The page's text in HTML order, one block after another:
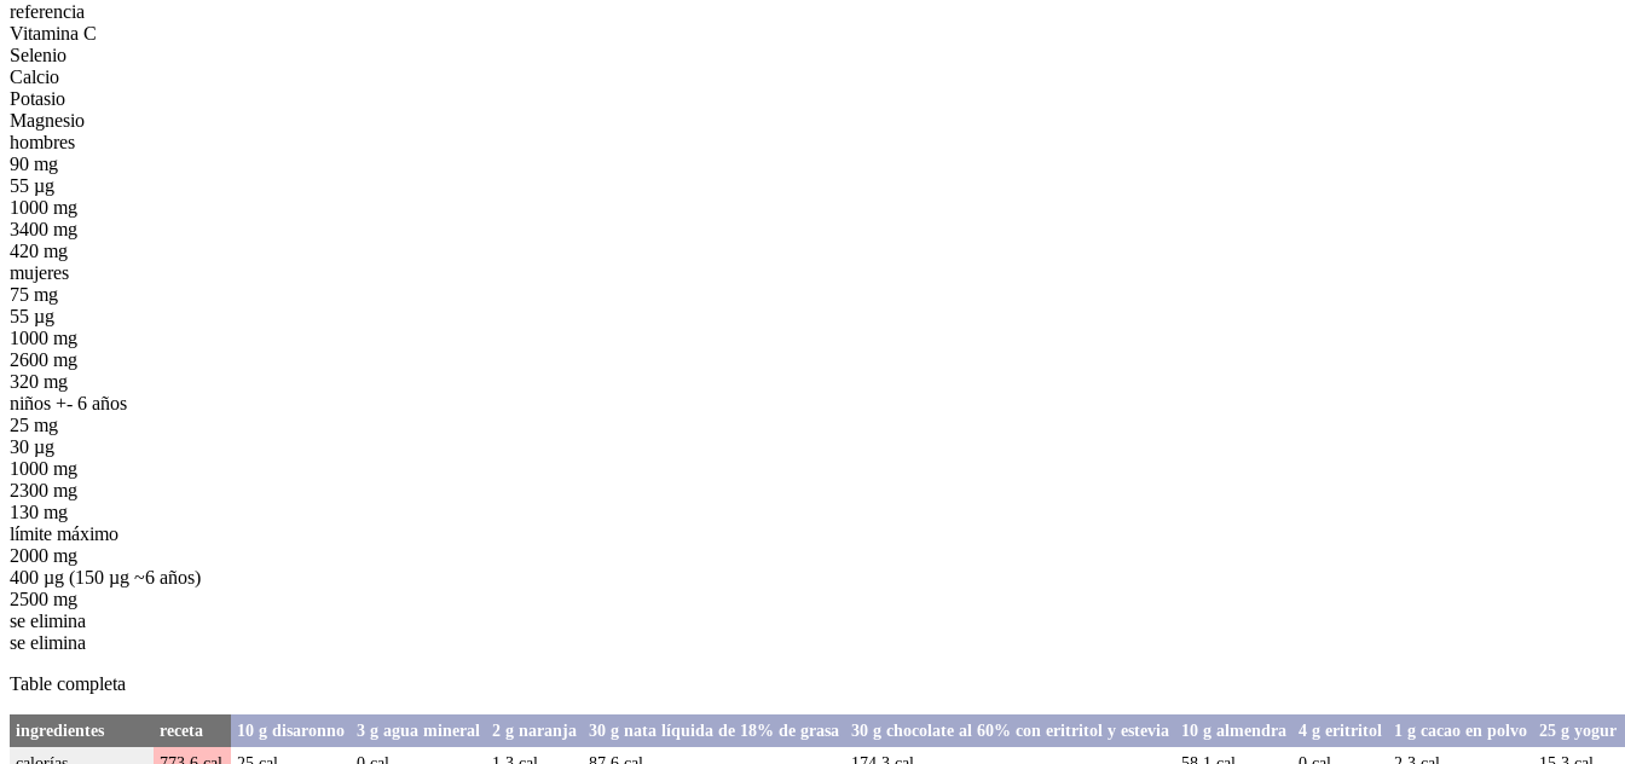
referencia
Vitamina C
Selenio
Calcio
Potasio
Magnesio
hombres
90 mg
55 µg
1000 mg
3400 mg
420 mg
mujeres
75 mg
55 µg
1000 mg
2600 mg
320 mg
niños +- 6 años
25 mg
30 µg
1000 mg
2300 mg
130 mg
límite máximo
2000 mg
400 µg (150 µg ~6 años)
2500 mg
se elimina
se elimina
Table completa
ingredientes
receta
10 g disaronno
3 g agua mineral
2 g naranja
30 g nata líquida de 18% de grasa
30 g chocolate al 60% con eritritol y estevia
10 g almendra
4 g eritritol
1 g cacao en polvo
25 g yogur